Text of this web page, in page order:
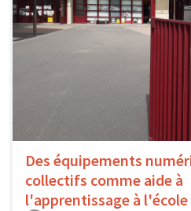
Des équipements
collectifs comme aide à
l'apprentissage à